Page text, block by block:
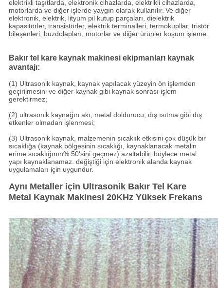
elektrikli taşıtlarda, elektronik cihazlarda, elektrikli cihazlarda,
motorlarda ve diğer işlerde yaygın olarak kullanılır. Ve diğer
elektronik, elektrik, lityum pil kutup parçaları, dielektrik
kapasitörler, transistörler, elektrik terminalleri, termokupllar, tristör
bileşenleri, buzdolapları, motorlar ve diğer ürünler koşum işleme.
Bakır tel kare kaynak makinesi ekipmanları kaynak
avantajı:
(1) Ultrasonik kaynak, kaynak yapılacak yüzeyin ön işlemden
geçirilmesini ve diğer kaynak gibi kaynak sonrası işlem
gerektirmez;
(2) ultrasonik kaynağın akı, metal doldurucu, dış ısıtma gibi dış
etkenler olmadan işlenmesi;
(3) Ultrasonik kaynak, malzemenin sıcaklık etkisini çok düşük bir
sıcaklığa (kaynak bölgesinin sıcaklığı, kaynaklanacak metalin
erime sıcaklığının% 50'sini geçmez) azaltabilir, böylece metal
yapı kaynaklanamaz. değiştiği için elektronik alanda kaynak
uygulamaları için uygundur.
Aynı Metaller için Ultrasonik Bakır Tel Kare
Metal Kaynak Makinesi 20KHz Yüksek Frekans